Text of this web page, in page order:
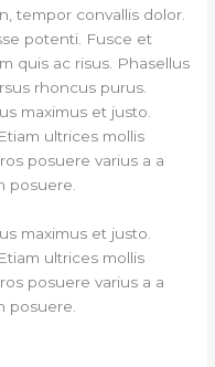
tempor convallis dolor.
potenti. Fusce et
quis ac risus. Phasellus
rhoncus purus.
maximus et justo.
ultrices mollis
posuere varius a a
posuere.
maximus et justo.
ultrices mollis
posuere varius a a
posuere.